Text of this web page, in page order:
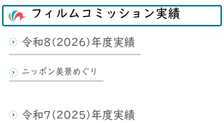
フィルムコミッション実績
令和8(2026)年度実績
ニッポン美景めぐり
令和7(2025)年度実績